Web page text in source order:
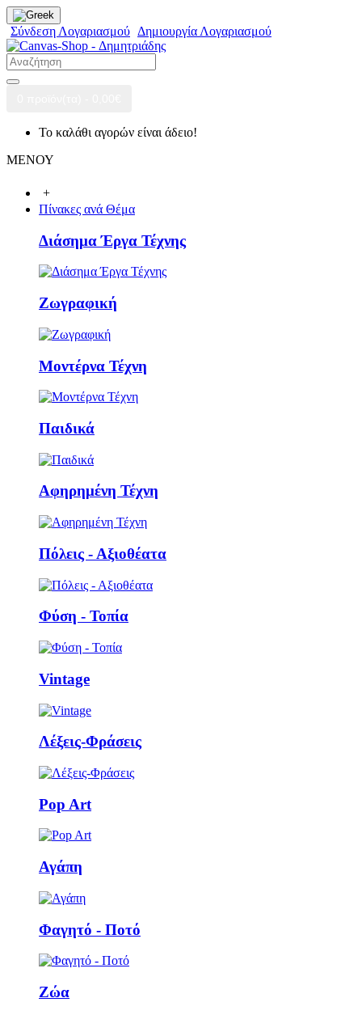
Σύνδεση Λογαριασμού Δημιουργία Λογαριασμού
Το καλάθι αγορών είναι άδειο!
ΜΕΝΟΥ
+
Πίνακες ανά Θέμα
Διάσημα Έργα Τέχνης
Ζωγραφική
Μοντέρνα Τέχνη
Παιδικά
Αφηρημένη Τέχνη
Πόλεις - Αξιοθέατα
Φύση - Τοπία
Vintage
Λέξεις-Φράσεις
Pop Art
Αγάπη
Φαγητό - Ποτό
Ζώα